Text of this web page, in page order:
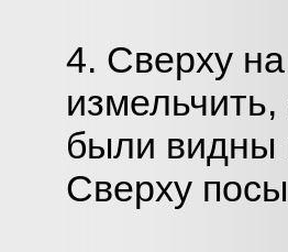
4. Сверху
были видны
Сверху